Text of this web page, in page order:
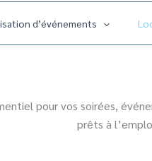
d’événements
pour vos soirées,
prêts à